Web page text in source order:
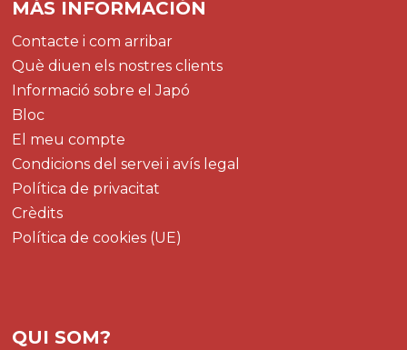
MÁS INFORMACIÓN
Contacte i com arribar
Què diuen els nostres clients
Informació sobre el Japó
Bloc
El meu compte
Condicions del servei i avís legal
Política de privacitat
Crèdits
Política de cookies (UE)
QUI SOM?